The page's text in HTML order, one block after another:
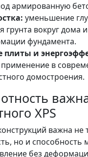
армированную
уменьшение
грунта вокруг дома
фундамента.
плиты и
применение в
домостроения.
XPS
важна не
но и способность
без